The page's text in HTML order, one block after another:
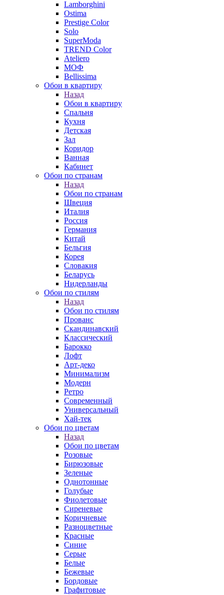
Lamborghini
Ostima
Prestige Color
Solo
SuperModa
TREND Color
Ateliero
МОФ
Bellissima
Обои в квартиру
Назад
Обои в квартиру
Спальня
Кухня
Детская
Зал
Коридор
Ванная
Кабинет
Обои по странам
Назад
Обои по странам
Швеция
Италия
Россия
Германия
Китай
Бельгия
Корея
Словакия
Беларусь
Нидерланды
Обои по стилям
Назад
Обои по стилям
Прованс
Скандинавский
Классический
Барокко
Лофт
Арт-деко
Минимализм
Модерн
Ретро
Современный
Универсальный
Хай-тек
Обои по цветам
Назад
Обои по цветам
Розовые
Бирюзовые
Зеленые
Однотонные
Голубые
Фиолетовые
Сиреневые
Коричневые
Разноцветные
Красные
Синие
Серые
Белые
Бежевые
Бордовые
Графитовые